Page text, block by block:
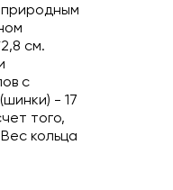
природным
см.
с
- 17
того,
кольца